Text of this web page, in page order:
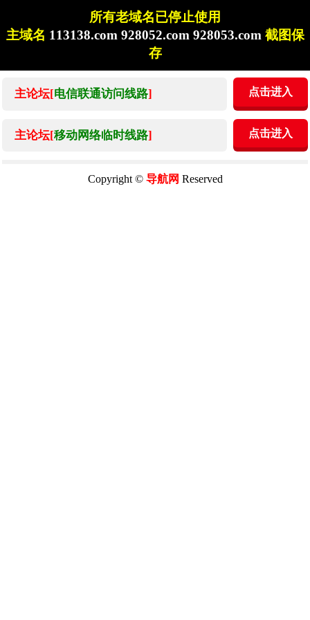
所有老域名已停止使用
主域名 113138.com 928052.com 928053.com 截图保
存
主论坛[电信联通访问线路] 点击进入
主论坛[移动网络临时线路] 点击进入
Copyright © 导航网 Reserved